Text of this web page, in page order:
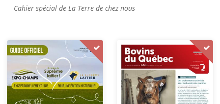
Cahier spécial de La Terre de chez nous